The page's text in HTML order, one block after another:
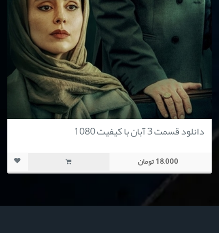
دانلود قسمت 3 آبان با کیفیت 1080
18,000 تومان